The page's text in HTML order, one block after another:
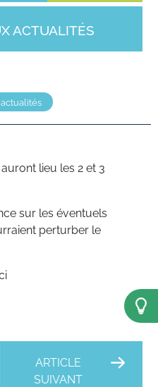
ACTUALITÉS
lieu les 2 et 3
sur les éventuels
perturber le
ARTICLE
SUIVANT